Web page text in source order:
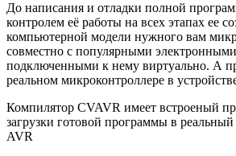
До написания и отладки полной
контролем её работы на всех этапах ее
компьютерной модели нужного вам
совместно с популярными
подключенными к нему виртуально. А
реальном микроконтроллере в
Компилятор CVAVR имеет встроеный
загрузки готовой программы в
AVR